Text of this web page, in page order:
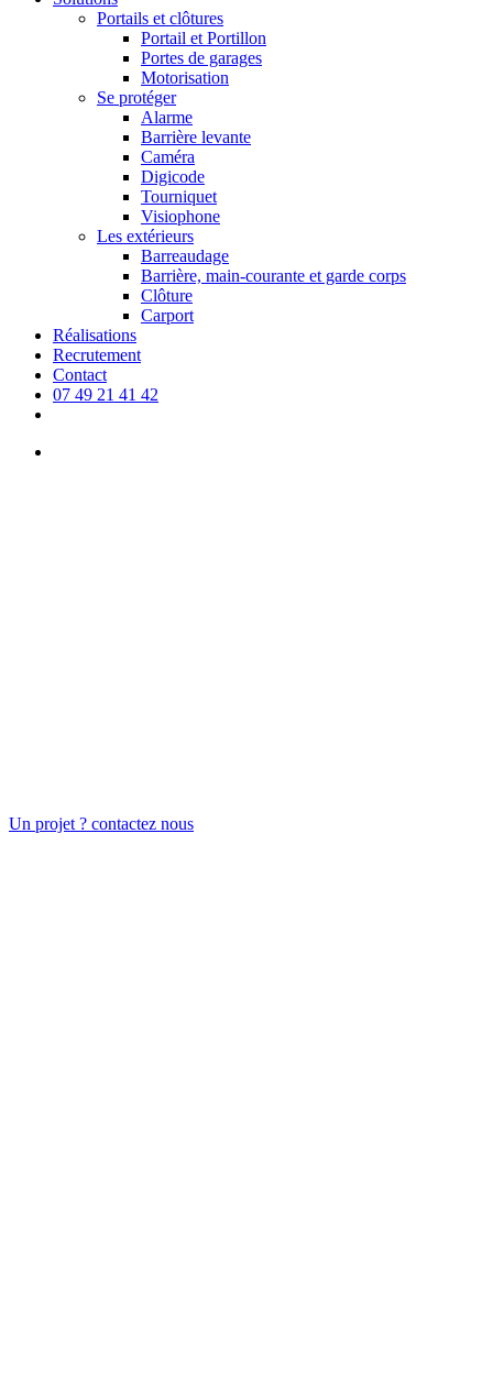
Portails et clôtures
Portail et Portillon
Portes de garages
Motorisation
Se protéger
Alarme
Barrière levante
Caméra
Digicode
Tourniquet
Visiophone
Les extérieurs
Barreaudage
Barrière, main-courante et garde corps
Clôture
Carport
Réalisations
Recrutement
Contact
07 49 21 41 42
Un projet ? contactez nous